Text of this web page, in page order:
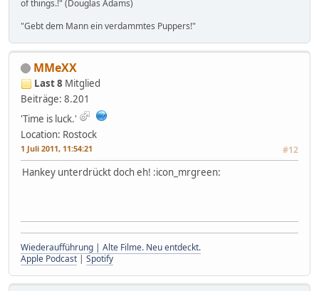
of things.!" (Douglas Adams)
"Gebt dem Mann ein verdammtes Puppers!"
MMeXX
Last 8 Mitglied
Beiträge: 8.201
'Time is luck.'
Location: Rostock
1 Juli 2011, 11:54:21 #12
Hankey unterdrückt doch eh! :icon_mrgreen:
Wiederaufführung | Alte Filme. Neu entdeckt.
Apple Podcast | Spotify